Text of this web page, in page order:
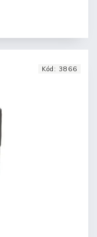
Kód: 3866